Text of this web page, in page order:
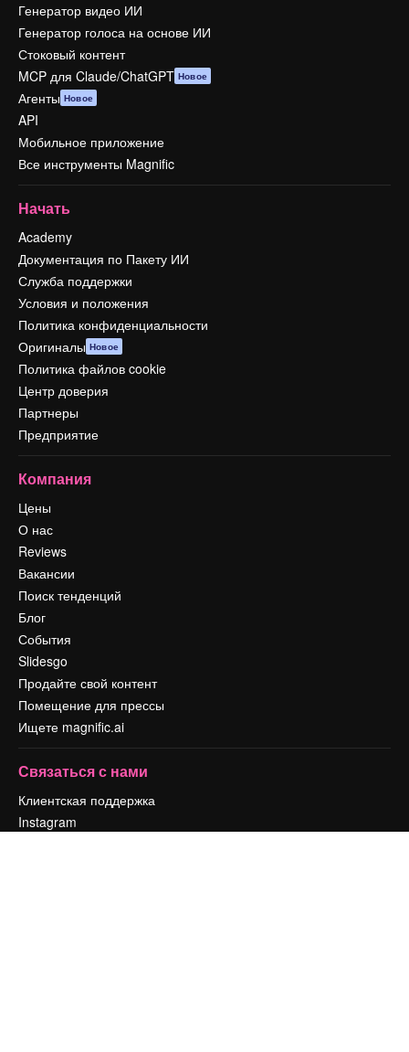
Генератор видео ИИ
Генератор голоса на основе ИИ
Стоковый контент
MCP для Claude/ChatGPT Новое
Агенты Новое
API
Мобильное приложение
Все инструменты Magnific
Начать
Academy
Документация по Пакету ИИ
Служба поддержки
Условия и положения
Политика конфиденциальности
Оригиналы Новое
Политика файлов cookie
Центр доверия
Партнеры
Предприятие
Компания
Цены
О нас
Reviews
Вакансии
Поиск тенденций
Блог
События
Slidesgo
Продайте свой контент
Помещение для прессы
Ищете magnific.ai
Связаться с нами
Клиентская поддержка
Instagram